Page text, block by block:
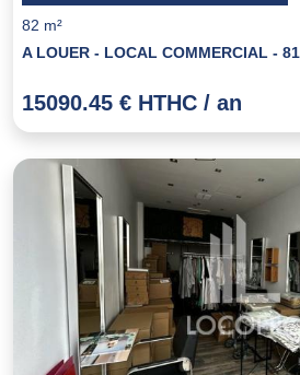
82 m²
15090.45 € HTHC / an